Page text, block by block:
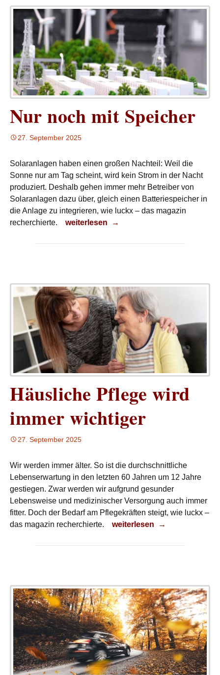
Nur noch mit Speicher
27. September 2025
Solaranlagen haben einen großen Nachteil: Weil die
Sonne nur am Tag scheint, wird kein Strom in der Nacht
produziert. Deshalb gehen immer mehr Betreiber von
Solaranlagen dazu über, gleich einen Batteriespeicher in
die Anlage zu integrieren, wie luckx – das magazin
recherchierte.
Nur noch mit Speicher
weiterlesen →
Häusliche Pflege wird
immer wichtiger
27. September 2025
Wir werden immer älter. So ist die durchschnittliche
Lebenserwartung in den letzten 60 Jahren um 12 Jahre
gestiegen. Zwar werden wir aufgrund gesunder
Lebensweise und medizinischer Versorgung auch immer
fitter. Doch der Bedarf am Pflegekräften steigt, wie luckx –
das magazin recherchierte.
Häusliche Pflege wird immer
weiterlesen →